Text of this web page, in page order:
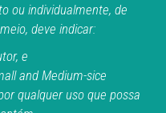
ou individualmente, de
deve indicar:
e
and Medium-sice
qualquer uso que possa